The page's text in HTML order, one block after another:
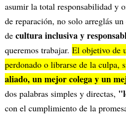
asumir la total responsabilidad y
de reparación, no solo arreglás
de cultura inclusiva y
queremos trabajar. El objetivo de
perdonado o librarse de la culpa,
aliado, un mejor colega y un
dos palabras simples y directas,
con el cumplimiento de la